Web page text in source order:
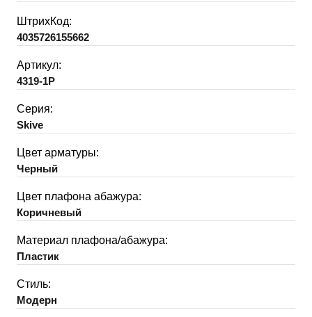
ШтрихКод:
4035726155662
Артикул:
4319-1P
Серия:
Skive
Цвет арматуры:
Черный
Цвет плафона абажура:
Коричневый
Материал плафона/абажура:
Пластик
Стиль:
Модерн